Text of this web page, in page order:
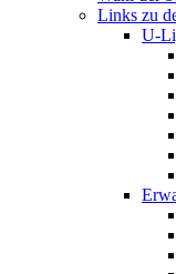
Links zu
U-